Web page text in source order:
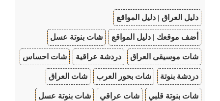
دليل العراق | دليل المواقع
أضف موقعك | دليل المواقع شات بنوتة عسل
شات موسيقى العراق دردشة عراقية شات احساس
دردشة بنوتة شات بحور العرب شات العراق
شات بنوتة قلبي شات عراقي شات بنوتة عسل